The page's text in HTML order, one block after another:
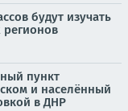
будут изучать
пункт
и населённый
в ДНР